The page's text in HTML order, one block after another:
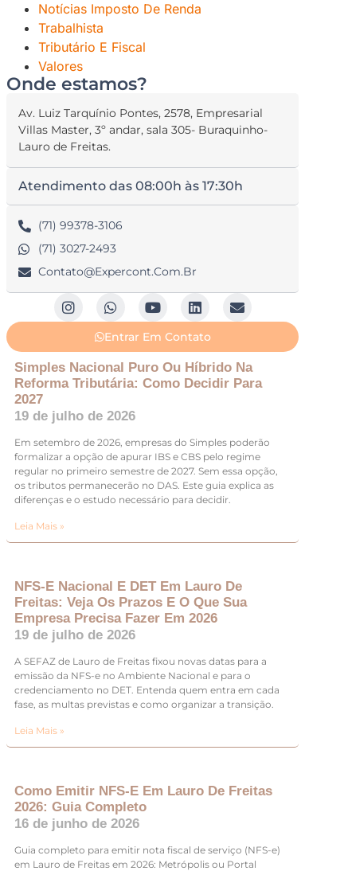
Notícias Imposto De Renda
Trabalhista
Tributário E Fiscal
Valores
Onde estamos?
Av. Luiz Tarquínio Pontes, 2578, Empresarial
Villas Master, 3º andar, sala 305- Buraquinho-
Lauro de Freitas.
Atendimento das 08:00h às 17:30h
(71) 99378-3106
(71) 3027-2493
Contato@expercont.com.br
Entrar Em Contato
Simples Nacional Puro Ou Híbrido Na
Reforma Tributária: Como Decidir Para
2027
19 de julho de 2026
Em setembro de 2026, empresas do Simples poderão
formalizar a opção de apurar IBS e CBS pelo regime
regular no primeiro semestre de 2027. Sem essa opção,
os tributos permanecerão no DAS. Este guia explica as
diferenças e o estudo necessário para decidir.
Leia Mais »
NFS-E Nacional E DET Em Lauro De
Freitas: Veja Os Prazos E O Que Sua
Empresa Precisa Fazer Em 2026
19 de julho de 2026
A SEFAZ de Lauro de Freitas fixou novas datas para a
emissão da NFS-e no Ambiente Nacional e para o
credenciamento no DET. Entenda quem entra em cada
fase, as multas previstas e como organizar a transição.
Leia Mais »
Como Emitir NFS-E Em Lauro De Freitas
2026: Guia Completo
16 de junho de 2026
Guia completo para emitir nota fiscal de serviço (NFS-e)
em Lauro de Freitas em 2026: Metrópolis ou Portal